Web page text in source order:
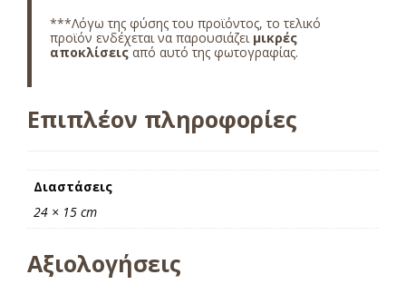
***Λόγω της φύσης του προϊόντος, το τελικό
προϊόν ενδέχεται να παρουσιάζει μικρές
αποκλίσειςαπό αυτό της φωτογραφίας.
Επιπλέον πληροφορίες
Διαστάσεις
24 × 15 cm
Αξιολογήσεις